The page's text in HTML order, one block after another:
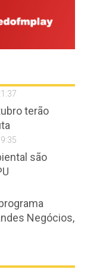
terão
são
Negócios,